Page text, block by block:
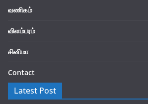
வணிகம்
விளம்பரம்
சினிமா
Contact
Latest Post